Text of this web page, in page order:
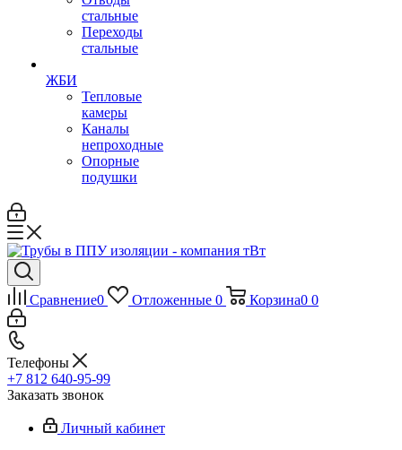
стальные
Переходы
стальные
ЖБИ
Тепловые
камеры
Каналы
непроходные
Опорные
подушки
Сравнение0 Отложенные 0 Корзина0 0
Телефоны
+7 812 640-95-99
Заказать звонок
Личный кабинет